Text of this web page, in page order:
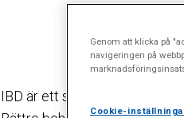
IBD är ett samlingsnamn för
Genom att klicka på
navigeringen på
Cookie-